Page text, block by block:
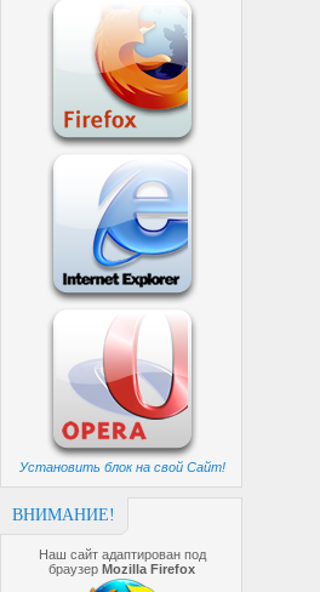
Установить блок на свой Сайт!
ВНИМАНИЕ!
Наш сайт адаптирован под
браузерMozilla Firefox